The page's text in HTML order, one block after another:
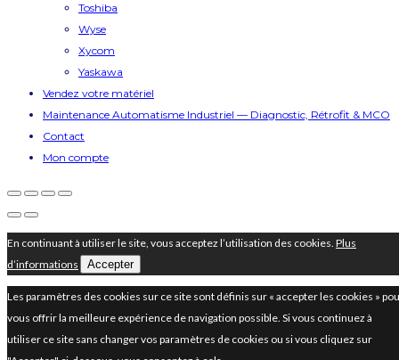
Toshiba
Wyse
Xycom
Yaskawa
Vendez votre matériel
Maintenance Automatisme Industriel — Diagnostic, Rétrofit & MCO
Contact
Mon compte
En continuant à utiliser le site, vous acceptez l’utilisation des cookies. Plus
d’informations
Accepter
Les paramètres des cookies sur ce site sont définis sur « accepter les cookies »
vous offrir la meilleure expérience de navigation possible. Si vous continuez à
utiliser ce site sans changer vos paramètres de cookies ou si vous cliquez sur